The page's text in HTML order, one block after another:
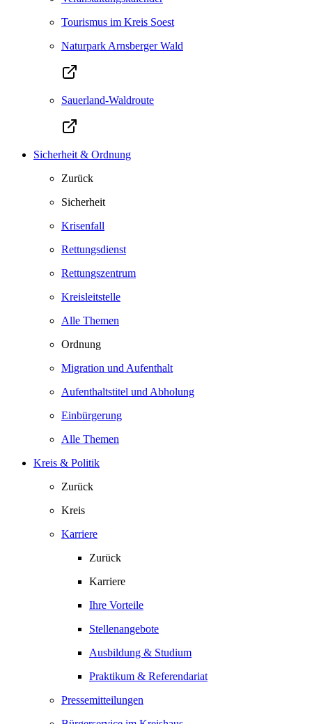
Tourismus im Kreis Soest
Naturpark Arnsberger Wald
Sauerland-Waldroute
Sicherheit & Ordnung
Zurück
Sicherheit
Krisenfall
Rettungsdienst
Rettungszentrum
Kreisleitstelle
Alle Themen
Ordnung
Migration und Aufenthalt
Aufenthaltstitel und Abholung
Einbürgerung
Alle Themen
Kreis & Politik
Zurück
Kreis
Karriere
Zurück
Karriere
Ihre Vorteile
Stellenangebote
Ausbildung & Studium
Praktikum & Referendariat
Pressemitteilungen